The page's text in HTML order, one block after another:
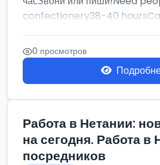
confectionery38-40
0 просмотров
Работа в Нетании:
на сегодня. Работа в
посредников